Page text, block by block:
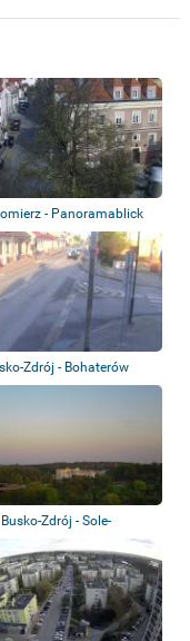
- Panoramablick
Zdrój - Bohaterów
Poprze...
Busko-Zdrój - Sole-
Graduierungsturm